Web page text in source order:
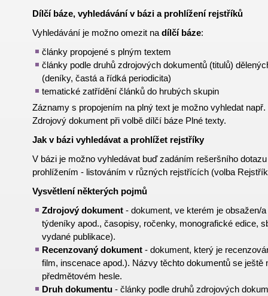
Dílčí báze, vyhledávání v bázi a prohlížení rejstříků
Vyhledávání je možno omezit nadílčí báze:
články propojené s plným textem
články podle druhů zdrojových dokumentů (titulů)
(deníky, častá a řídká periodicita)
tematické zatřídění článků do hrubých skupin
Záznamy s propojením na plný text je možno vyhledat
Zdrojový dokument při volbě dílčí báze Plné texty.
Jak v bázi vyhledávat a prohlížet rejstříky
V bázi je možno vyhledávat buď zadáním rešeršního
prohlížením - listováním v různých rejstřících (volba
Vysvětlení některých pojmů
Zdrojový dokument - dokument, ve kterém je obsažen/
týdeníky apod., časopisy, ročenky, monografické edice,
vydané publikace).
Recenzovaný dokument - dokument, který je
film, inscenace apod.). Názvy těchto dokumentů se ještě
předmětovém hesle.
Druh dokumentu - články podle druhů zdrojových